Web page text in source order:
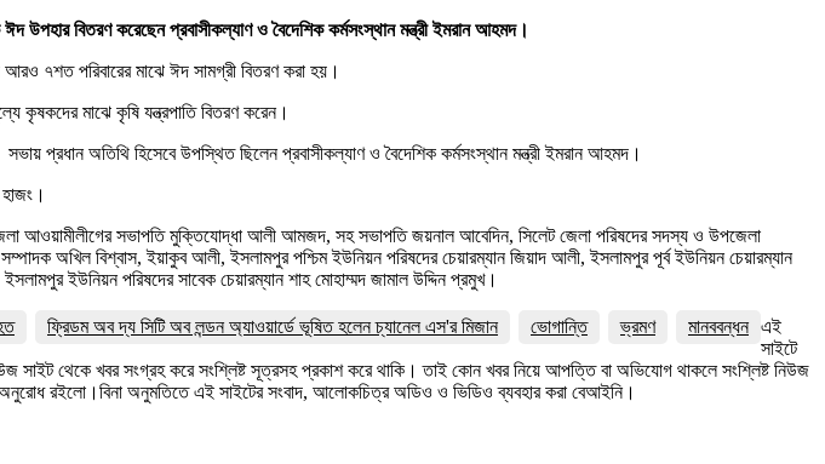
ঈদ উপহার বিতরণ করেছেন প্রবাসীকল্যাণ ও বৈদেশিক কর্মসংস্থান মন্ত্রী ইমরান আহমদ।
৭শত পরিবারের মাঝে ঈদ সামগ্রী বিতরণ করা হয়।
কৃষকদের মাঝে কৃষি যন্ত্রপাতি বিতরণ করেন।
প্রধান অতিথি হিসেবে উপস্থিত ছিলেন প্রবাসীকল্যাণ ও বৈদেশিক কর্মসংস্থান মন্ত্রী ইমরান আহমদ।
আওয়ামীলীগের সভাপতি মুক্তিযোদ্ধা আলী আমজদ, সহ সভাপতি জয়নাল আবেদিন, সিলেট জেলা পরিষদের সদস্য ও উপজেলা
অখিল বিশ্বাস, ইয়াকুব আলী, ইসলামপুর পশ্চিম ইউনিয়ন পরিষদের চেয়ারম্যান জিয়াদ আলী, ইসলামপুর পূর্ব ইউনিয়ন চেয়ারম্যান
ইউনিয়ন পরিষদের সাবেক চেয়ারম্যান শাহ মোহাম্মদ জামাল উদ্দিন প্রমুখ।
ফ্রিডম অব দ্য সিটি অব লন্ডন অ্যাওয়ার্ডে ভূষিত হলেন চ্যানেল এস'র মিজান ভোগান্তি ভ্রমণ
মানববন্ধন এই
সাইটে
সাইট থেকে খবর সংগ্রহ করে সংশ্লিষ্ট সূত্রসহ প্রকাশ করে থাকি। তাই কোন খবর নিয়ে আপত্তি বা অভিযোগ থাকলে সংশ্লিষ্ট নিউজ
অনুরোধ রইলো।বিনা অনুমতিতে এই সাইটের সংবাদ, আলোকচিত্র অডিও ও ভিডিও ব্যবহার করা বেআইনি।